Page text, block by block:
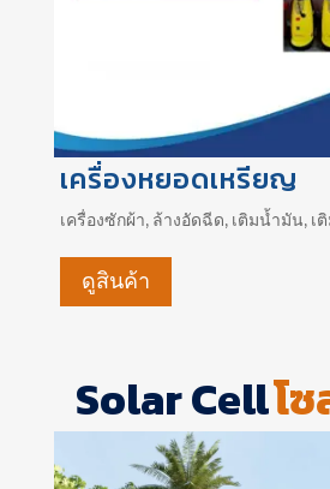
เครื่องหยอดเหรียญ
เครื่องซักผ้า, ล้างอัดฉีด, เติมน้ำมัน, เ
ดูสินค้า
Solar Cellโ